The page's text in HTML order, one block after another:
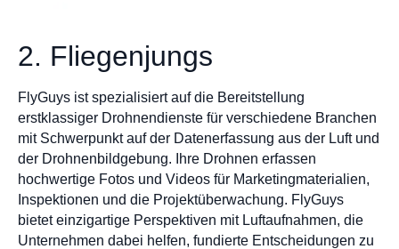
2. Fliegenjungs
FlyGuys ist spezialisiert auf die Bereitstellung
erstklassiger Drohnendienste für verschiedene Branchen
mit Schwerpunkt auf der Datenerfassung aus der Luft und
der Drohnenbildgebung. Ihre Drohnen erfassen
hochwertige Fotos und Videos für Marketingmaterialien,
Inspektionen und die Projektüberwachung. FlyGuys
bietet einzigartige Perspektiven mit Luftaufnahmen, die
Unternehmen dabei helfen, fundierte Entscheidungen zu